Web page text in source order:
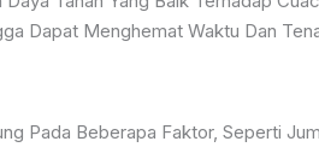
Dapat Menghemat Waktu Dan
Pada Beberapa Faktor, Seperti